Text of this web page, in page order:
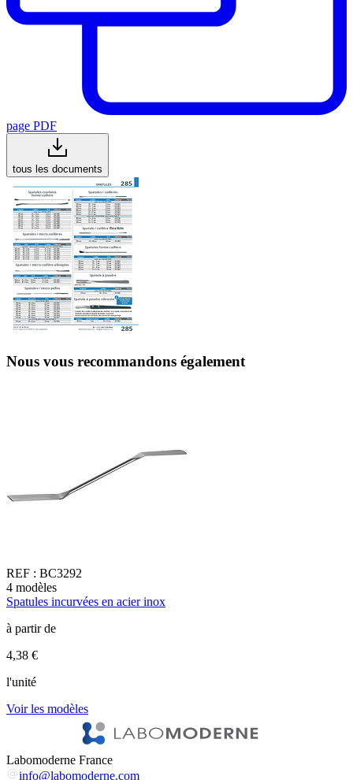
page PDF
tous les documents
Nous vous recommandons également
REF : BC3292
4 modèles
Spatules incurvées en acier inox
à partir de
4,38 €
l'unité
Voir les modèles
Labomoderne France
info@labomoderne.com